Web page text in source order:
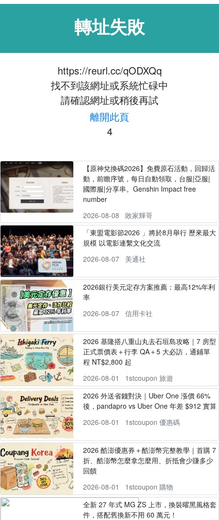
轉址失敗
https://reurl.cc/qODXQq
找不到該網址或系統忙碌中
請確認網址或稍後再試
離開此頁
4
【原神兌換碼2026】免費原石活動，回歸活
動，前瞻序號，每日自動領取，台服|亞服|
國際服|分享串。Genshin Impact free
number
2026-08-08
敗家輝哥
「東盟電影節2026 」將於8月舉行 歷來最大
規模 以電影連繫文化交流
2026-08-07
美通社
2026銀行美元定存方案推薦：最高12%年利
率
2026-08-07
信用卡社
2026 基隆搭八重山丸去石垣島攻略｜7 房型
正式票價表＋行李 QA＋5 大必訪，通鋪單
程 NT$2,800 起
2026-08-01
1stcoupon 旅遊
2026 外送省錢對決｜Uber One 漲價 66%
後，pandapro vs Uber One 年差 $912 實算
2026-08-01
1stcoupon 優惠碼
2026 酷澎優惠券＋酷澎幣完整教學｜首購 7
折、酷澎幣怎麼拿怎麼用、折抵會少賺多少
回饋
2026-08-01
1stcoupon 購物
全新 27 年式 MG ZS 上市，換裝曜黑風格套
件，搭配舊換新不用 60 萬元！